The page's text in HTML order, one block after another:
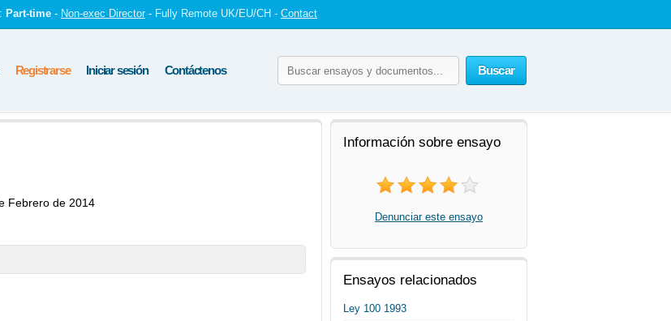
Part-time - Non-exec Director - Fully Remote UK/EU/CH - Contact
Buscar
Registrarse Iniciar sesión Contáctenos
Febrero de 2014
Información sobre ensayo
Denunciar este ensayo
Ensayos relacionados
Ley 100 1993